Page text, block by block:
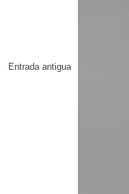
Entrada antigua